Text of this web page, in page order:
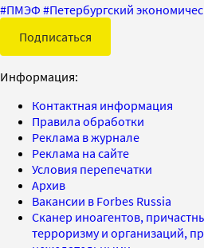
#ПМЭФ #Петербургский
Подписаться
Информация:
Контактная информация
Правила обработки
Реклама в журнале
Реклама на сайте
Условия перепечатки
Архив
Вакансии в Forbes Russia
Сканер иноагентов,
терроризму и организаций,